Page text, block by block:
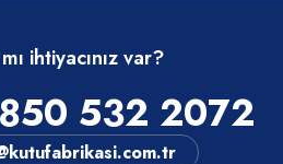
ihtiyacınız var?
532 2072